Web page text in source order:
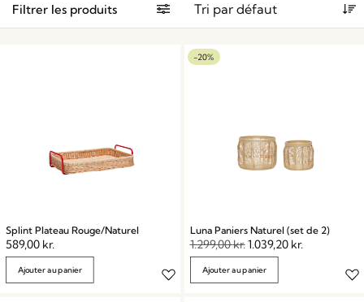
Filtrer les produits
Splint Plateau Rouge/Naturel
589,00 kr.
Ajouter au panier
-20%
Luna Paniers Naturel (set de 2)
1.299,00kr.1.039,20 kr.
Ajouter au panier